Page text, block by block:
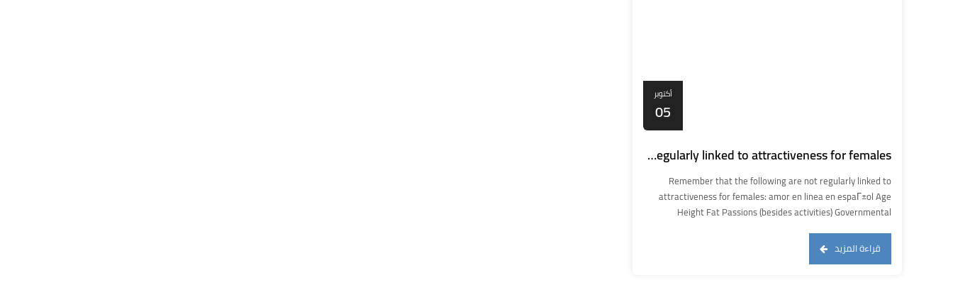
أكتوبر
05
Remember that the following are not regularly linked to attractiveness for females:
Remember that the following are not regularly linked to
attractiveness for females: amor en linea en espaГ±ol Age
Height Fat Passions (besides activities) Governmental
means, ladies aren’t in search of numerous certain faculties.
Real attractiveness being athletic are regularly viewed as
قراءة المزيد